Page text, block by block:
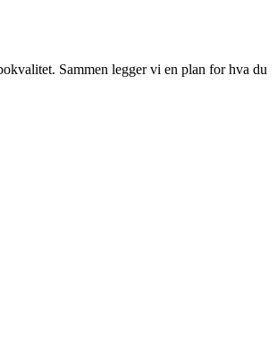
Sammen legger vi en plan for hva du